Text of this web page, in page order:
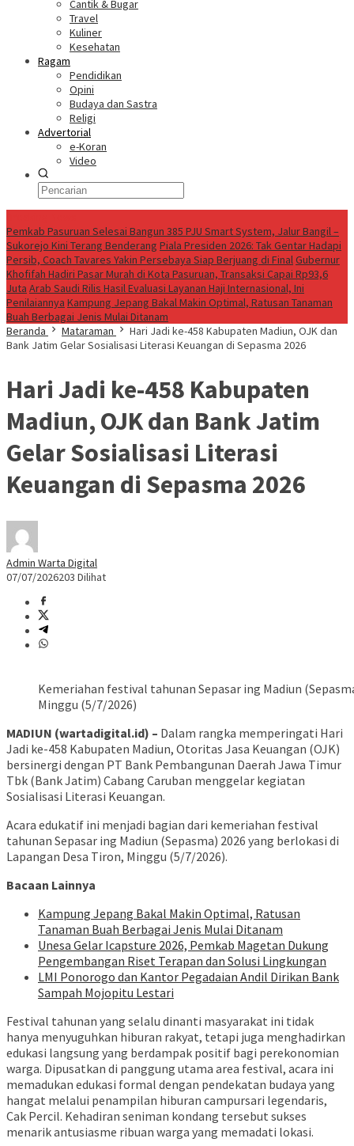
Cantik & Bugar
Travel
Kuliner
Kesehatan
Ragam
Pendidikan
Opini
Budaya dan Sastra
Religi
Advertorial
e-Koran
Video
Pemkab Pasuruan Selesai Bangun 385 PJU Smart System, Jalur Bangil –
Sukorejo Kini Terang Benderang Piala Presiden 2026: Tak Gentar Hadapi
Persib, Coach Tavares Yakin Persebaya Siap Berjuang di FinalGubernur
Khofifah Hadiri Pasar Murah di Kota Pasuruan, Transaksi Capai Rp93,6
Juta Arab Saudi Rilis Hasil Evaluasi Layanan Haji Internasional, Ini
Penilaiannya Kampung Jepang Bakal Makin Optimal, Ratusan Tanaman
Buah Berbagai Jenis Mulai Ditanam
Beranda
Mataraman
Hari Jadi ke-458 Kabupaten Madiun, OJK dan
Bank Jatim Gelar Sosialisasi Literasi Keuangan di Sepasma 2026
Hari Jadi ke-458 Kabupaten
Madiun, OJK dan Bank Jatim
Gelar Sosialisasi Literasi
Keuangan di Sepasma 2026
Admin Warta Digital
07/07/2026203 Dilihat
Kemeriahan festival tahunan Sepasar ing Madiun
Minggu (5/7/2026)
MADIUN (wartadigital.id) – Dalam rangka memperingati Hari
Jadi ke-458 Kabupaten Madiun, Otoritas Jasa Keuangan (OJK)
bersinergi dengan PT Bank Pembangunan Daerah Jawa Timur
Tbk (Bank Jatim) Cabang Caruban menggelar kegiatan
Sosialisasi Literasi Keuangan.
Acara edukatif ini menjadi bagian dari kemeriahan festival
tahunan Sepasar ing Madiun (Sepasma) 2026 yang berlokasi di
Lapangan Desa Tiron, Minggu (5/7/2026).
Bacaan Lainnya
Kampung Jepang Bakal Makin Optimal, Ratusan
Tanaman Buah Berbagai Jenis Mulai Ditanam
Unesa Gelar Icapsture 2026, Pemkab Magetan Dukung
Pengembangan Riset Terapan dan Solusi Lingkungan
LMI Ponorogo dan Kantor Pegadaian Andil Dirikan Bank
Sampah Mojopitu Lestari
Festival tahunan yang selalu dinanti masyarakat ini tidak
hanya menyuguhkan hiburan rakyat, tetapi juga menghadirkan
edukasi langsung yang berdampak positif bagi perekonomian
warga. Dipusatkan di panggung utama area festival, acara ini
memadukan edukasi formal dengan pendekatan budaya yang
hangat melalui penampilan hiburan campursari legendaris,
Cak Percil. Kehadiran seniman kondang tersebut sukses
menarik antusiasme ribuan warga yang memadati lokasi.